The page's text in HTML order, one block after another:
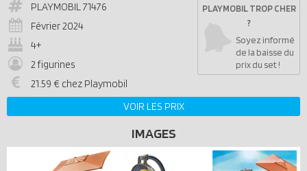
PLAYMOBIL71476
Février 2024
4+
2 figurines
21.59 € chez Playmobil
PLAYMOBIL TROP CHER
?
Soyez informé
de la baisse du
prix du set !
VOIR LES PRIX
IMAGES